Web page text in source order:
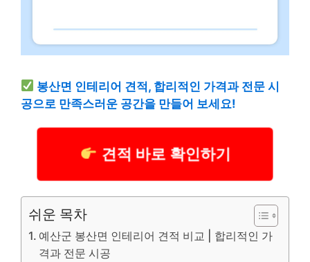
봉산면 인테리어 견적, 합리적인 가격과 전문 시
공으로 만족스러운 공간을 만들어 보세요!
견적 바로 확인하기
쉬운 목차
예산군 봉산면 인테리어 견적 비교 | 합리적인 가
격과 전문 시공